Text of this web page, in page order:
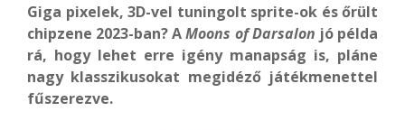
Giga pixelek, 3D-vel tuningolt sprite-ok és őrült
chipzene 2023-ban? AMoons of Darsalon jó példa
rá, hogy lehet erre igény manapság is, pláne
nagy klasszikusokat megidéző játékmenettel
fűszerezve.